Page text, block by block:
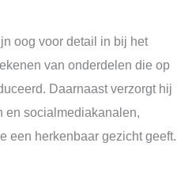
oog voor detail in bij het
van onderdelen die op
Daarnaast verzorgt hij
en socialmediakanalen,
een herkenbaar gezicht geeft.